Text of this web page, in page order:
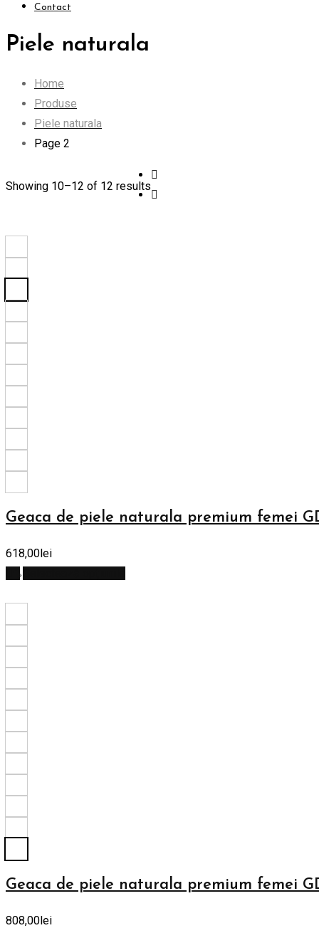
Contact
Piele naturala
Home
Produse
Piele naturala
Page 2
Showing 10–12 of 12 results
Geaca de piele naturala premium femei
618,00lei
Geaca de piele naturala premium femei
808,00lei